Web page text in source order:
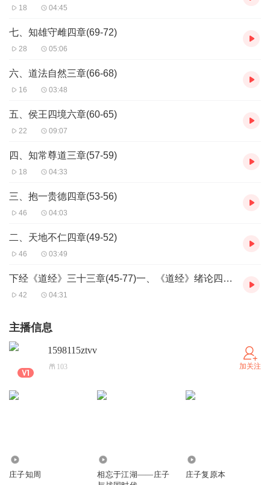
18 04:45
七、知雄守雌四章(69-72)
28 05:06
六、道法自然三章(66-68)
16 03:48
五、侯王四境六章(60-65)
22 09:07
四、知常尊道三章(57-59)
18 04:33
三、抱一贵德四章(53-56)
46 04:03
二、天地不仁四章(49-52)
46 03:49
下经《道经》三十三章(45-77)一、《道经》绪论四章(45-48)
42 04:31
主播信息
1598115ztvv
103 加关注
庄子知周
相忘于江湖——庄子
庄子复原本